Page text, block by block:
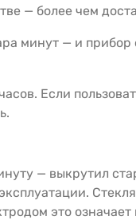
— более чем
минут — и прибор
Если
— выкрутил
это означает